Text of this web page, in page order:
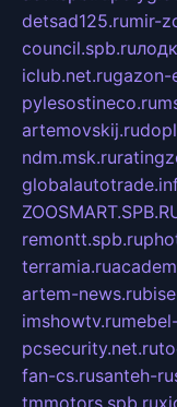
detsad125.rumir-
council.spb.ru
iclub.net.rugazon-
pylesostineco.ru
artemovskij.ru
ndm.msk.ru
remontt.spb.ru
terramia.ru
artem-news.ru
imshowtv.ru
pcsecurity.net.ru
fan-cs.rusanteh-